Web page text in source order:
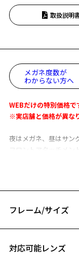
取扱説明
メガネ度数が
わからない方へ
WEBだけの特別価格で
※実店舗と価格が異な
夜はメガネ、昼はサン
フロントアタッチメ
アタッチメント中央
なかけ心地も両立させ
さらに、路面や水面な
で、ドライブやアウト
フレーム/サイズ
対応可能レンズ